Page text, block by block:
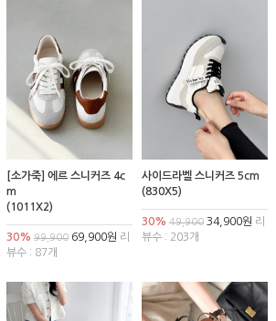
[소가죽] 에르 스니커즈 4c
m
(1011X2)
30% 99,900 69,900원 리
뷰수 : 87개
사이드라벨 스니커즈 5cm
(830X5)
30% 49,90034,900원 리
뷰수 : 203개